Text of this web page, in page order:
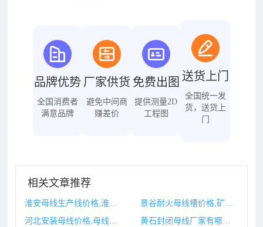
品牌优势
全国消费者
满意品牌
厂家供货
避免中间商
赚差价
免费出图
提供测量2D
工程图
送货上门
全国统一发
货，送货上
门
相关文章推荐
景谷耐火母线槽价格,矿物质耐火母线槽生产厂家